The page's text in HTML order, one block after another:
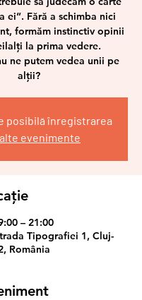
ei”. Fără a schimba nici
formăm instinctiv opinii
la prima vedere.
ne putem vedea unii pe
alții?
posibilă înregistrarea
evenimente
– 21:00
Tipografiei 1, Cluj-
România